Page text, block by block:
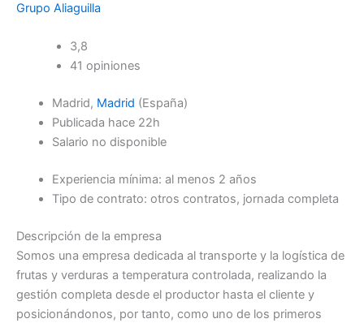
Grupo Aliaguilla
3,8
41 opiniones
Madrid, Madrid (España)
Publicada hace 22h
Salario no disponible
Experiencia mínima: al menos 2 años
Tipo de contrato: otros contratos, jornada completa
Descripción de la empresa
Somos una empresa dedicada al transporte y la logística de
frutas y verduras a temperatura controlada, realizando la
gestión completa desde el productor hasta el cliente y
posicionándonos, por tanto, como uno de los primeros